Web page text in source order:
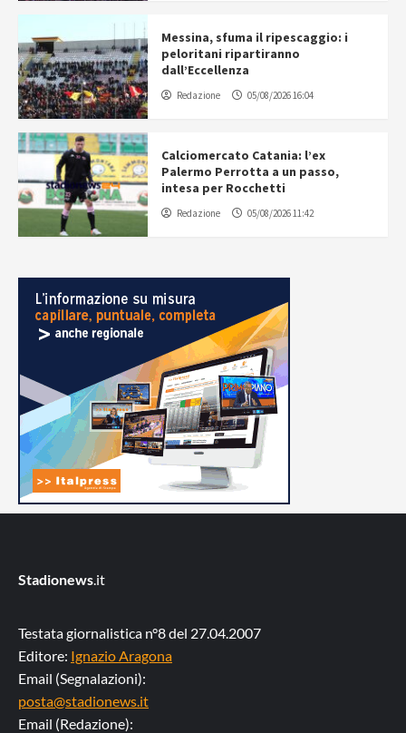
Messina, sfuma il ripescaggio: i
peloritani ripartiranno
dall’Eccellenza
Redazione 05/08/2026 16:04
Calciomercato Catania: l’ex
Palermo Perrotta a un passo,
intesa per Rocchetti
Redazione 05/08/2026 11:42
Stadionews .it
Testata giornalistica n°8 del 27.04.2007
Editore: Ignazio Aragona
Email (Segnalazioni):
posta@stadionews.it
Email (Redazione):